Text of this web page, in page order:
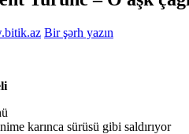
Bir şərh yazın
karınca sürüsü gibi saldırıyor